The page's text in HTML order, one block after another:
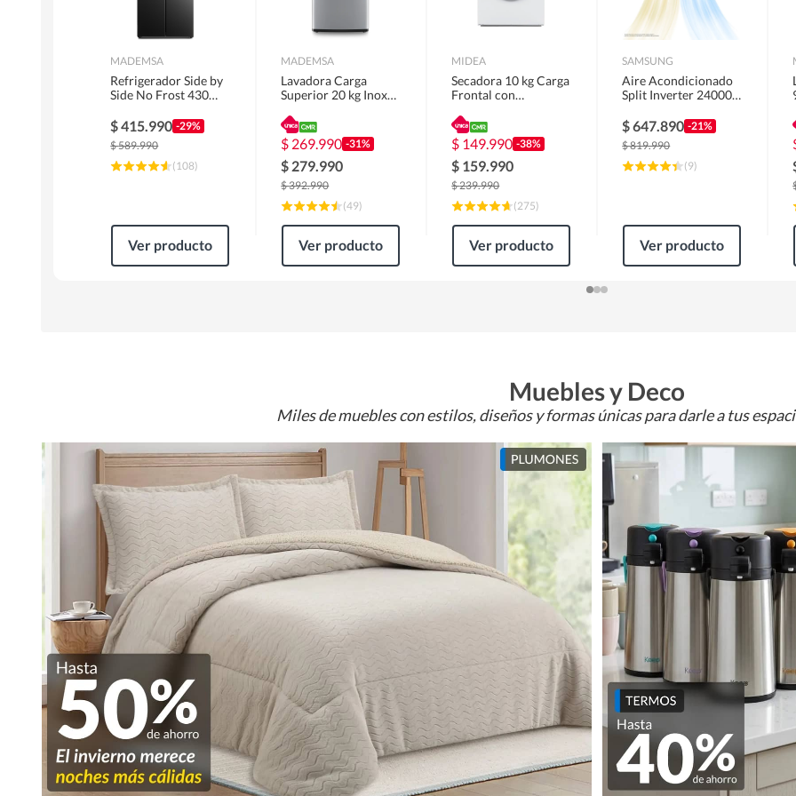
MADEMSA
Refrigerador Side by
Side No Frost 430
MAS430B
$415.990 -29%
$589.990
(108)
Ver producto
MADEMSA
Lavadora Carga
Superior 20 kg Inox
$ 269.990 -31%
$ 279.990
$392.990
(49)
Ver producto
MIDEA
Secadora 10 kg Carga
Frontal con
MD100A100/W2
$ 149.990 -38%
$ 159.990
$239.990
(275)
Ver producto
SAMSUNG
Aire Acondicionado
Split Inverter 24000
$647.890 -21%
$819.990
(9)
Ver producto
Muebles y Deco
Miles de muebles con estilos, diseños y formas únicas para darle a tus